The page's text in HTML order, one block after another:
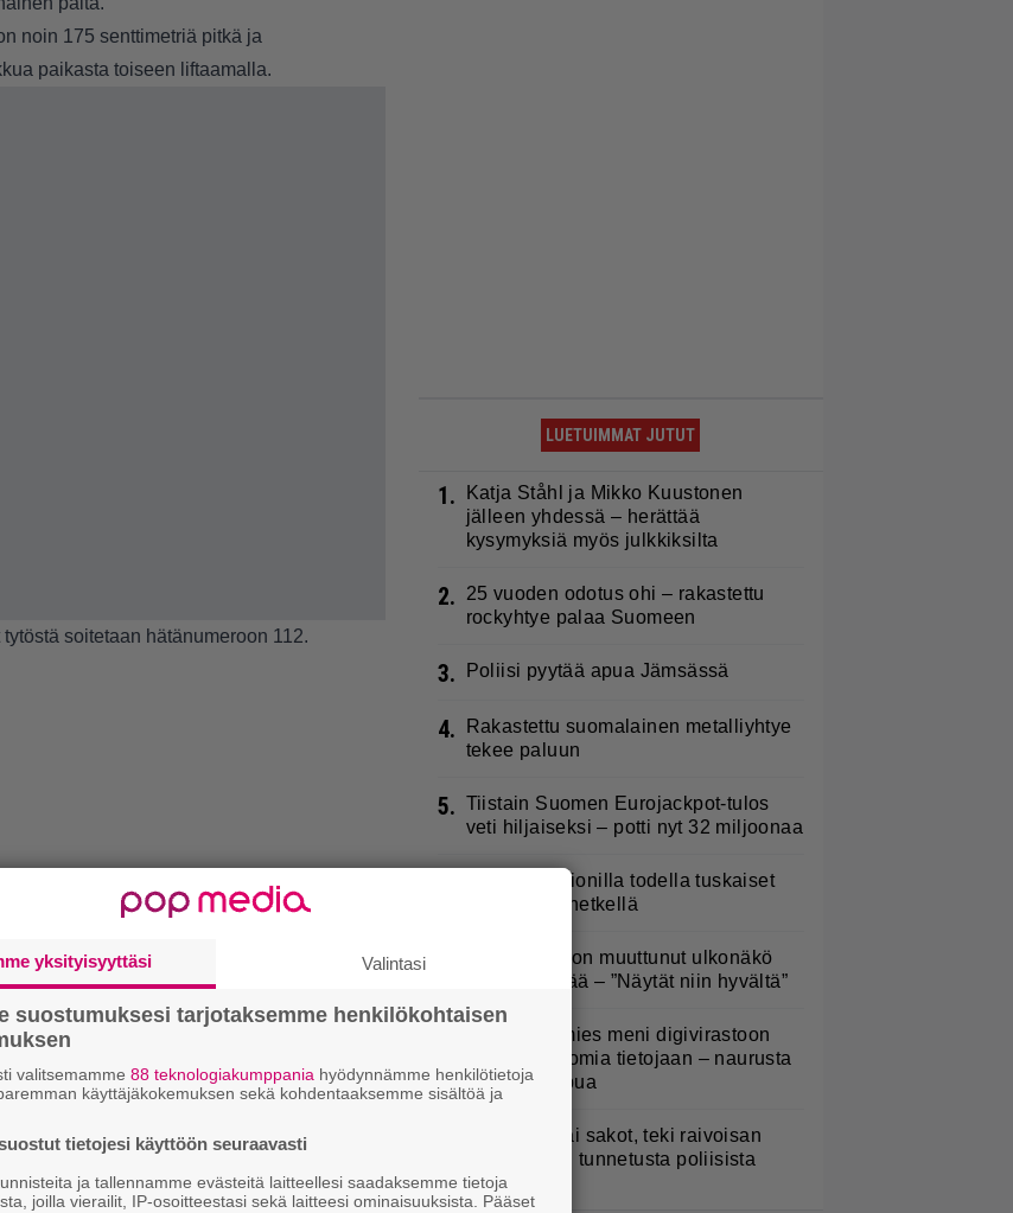
noin 175 senttimetriä pitkä ja
paikasta toiseen liftaamalla.
soitetaan hätänumeroon 112.
LUETUIMMAT JUTUT
1.
Katja Ståhl ja Mikko Kuustonen
jälleen yhdessä – herättää
kysymyksiä myös julkkiksilta
2.
25 vuoden odotus ohi – rakastettu
rockyhtye palaa Suomeen
3. Poliisi pyytää apua Jämsässä
4.
Rakastettu suomalainen metalliyhtye
tekee paluun
5. Tiistain Suomen Eurojackpot-tulos
veti hiljaiseksi – potti nyt 32 miljoonaa
Laulaja Marionilla todella tuskaiset
paikat tällä hetkellä
Joel Harkimon muuttunut ulkonäkö
hämmästyttää – ”Näytät niin hyvältä”
Suomalaismies meni digivirastoon
katsomaan omia tietojaan – naurusta
ei tullut loppua
Ile Vainio sai sakot, teki raivoisan
pilkkalaulun tunnetusta poliisista
yksityisyyttäsi Valintasi
suostumuksesi tarjotaksemme henkilökohtaisen
valitsemamme 88 teknologiakumppania hyödynnämme henkilötietoja
käyttäjäkokemuksen sekä kohdentaaksemme sisältöä ja
tietojesi käyttöön seuraavasti
ja tallennamme evästeitä laitteellesi saadaksemme tietoja
joilla vierailit, IP-osoitteestasi sekä laitteesi ominaisuuksista. Pääset